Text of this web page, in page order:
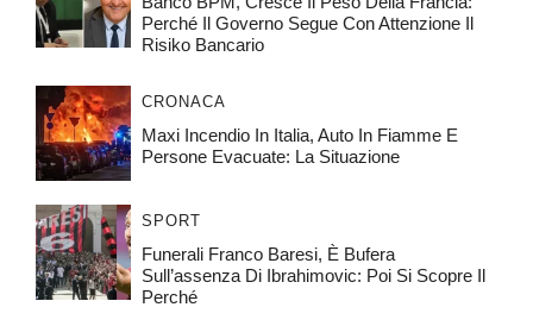
Perché Il Governo Segue Con Attenzione Il
Risiko Bancario
CRONACA
Maxi Incendio In Italia, Auto In Fiamme E
Persone Evacuate: La Situazione
SPORT
Funerali Franco Baresi, È Bufera
Sull’assenza Di Ibrahimovic: Poi Si Scopre Il
Perché